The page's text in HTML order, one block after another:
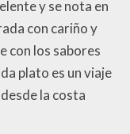
y se nota en
con cariño y
con los sabores
plato es un viaje
la costa